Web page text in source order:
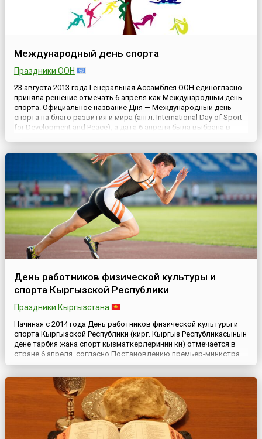
Международный день спорта
Праздники ООН
23 августа 2013 года Генеральная Ассамблея ООН единогласно
приняла решение отмечать 6 апреля как Международный день
спорта. Официальное название Дня — Международный день
спорта на благо развития и мира (англ. International Day of Sport
for Development and Peace), а дата 6 апреля была выбрана в
День работников физической культуры и
спорта Кыргызской Республики
Праздники Кыргызстана
Начиная с 2014 года День работников физической культуры и
спорта Кыргызской Республики (кирг. Кыргыз Республикасынын
дене тарбия жана спорт кызматкерлеринин күнү) отмечается в
стране 6 апреля, согласно Постановлению премьер-министра
Кыргызстана Жанторо Сатыбалдиев от 11 января 2014 года.
дню спорта.В связи с установлением новой даты утрати...